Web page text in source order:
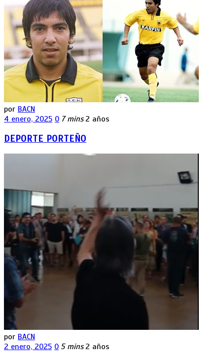
por BACN
4 enero, 2025 0 7 mins 2 años
DEPORTE PORTEÑO
por BACN
2 enero, 2025 0 5 mins 2 años